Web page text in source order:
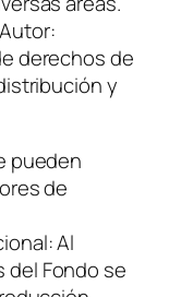
derechos de
y
pueden
de
Al
del Fondo se